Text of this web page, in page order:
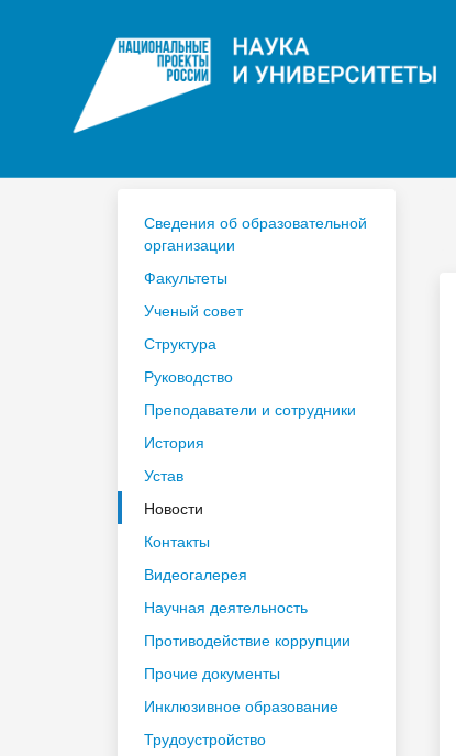
Расписание
Год педагога и наставника 2023
Сведения об образовательной
организации
Факультеты
Ученый совет
Структура
Руководство
Преподаватели и сотрудники
История
Устав
Новости
Контакты
Видеогалерея
Научная деятельность
Противодействие коррупции
Прочие документы
Инклюзивное образование
Трудоустройство